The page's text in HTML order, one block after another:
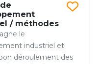
/ méthodes
le
industriel et
déroulement des